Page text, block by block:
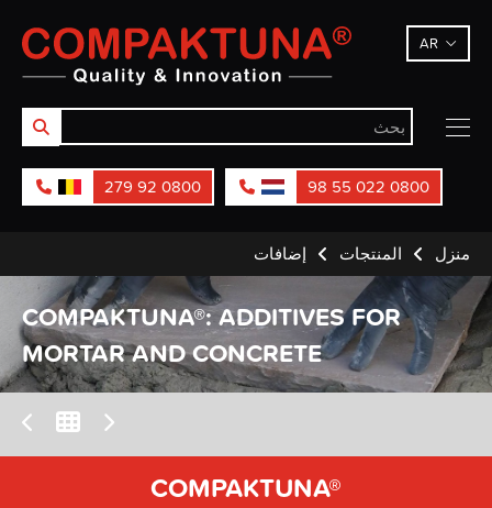
Compaktuna
AR
0800 92 279 0800 022 55 98
منزل المنتجات إضافات
COMPAKTUNA®: ADDITIVES FOR
MORTAR AND CONCRETE
COMPAKTUNA®